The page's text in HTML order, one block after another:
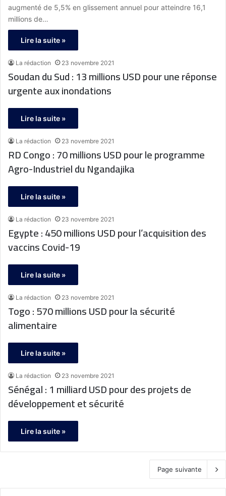
augmenté de 5,5% en glissement annuel pour atteindre 16,1
millions de…
Lire la suite »
La rédaction 23 novembre 2021
Soudan du Sud : 13 millions USD pour une réponse
urgente aux inondations
Lire la suite »
La rédaction 23 novembre 2021
RD Congo : 70 millions USD pour le programme
Agro-Industriel du Ngandajika
Lire la suite »
La rédaction 23 novembre 2021
Egypte : 450 millions USD pour l’acquisition des
vaccins Covid-19
Lire la suite »
La rédaction 23 novembre 2021
Togo : 570 millions USD pour la sécurité
alimentaire
Lire la suite »
La rédaction 23 novembre 2021
Sénégal : 1 milliard USD pour des projets de
développement et sécurité
Lire la suite »
Page suivante